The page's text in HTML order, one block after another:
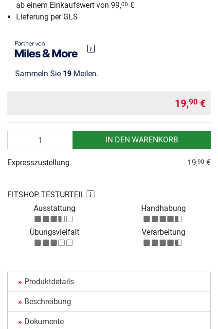
ab einem Einkaufswert von 99,00 €
Lieferung per GLS
Sammeln Sie 19 Meilen.
19,90 €
IN DEN WARENKORB
FITSHOP TESTURTEIL
Ausstattung
Handhabung
Übungsvielfalt Verarbeitung
Expresszustellung 19,90 €
Produktdetails
Beschreibung
Dokumente